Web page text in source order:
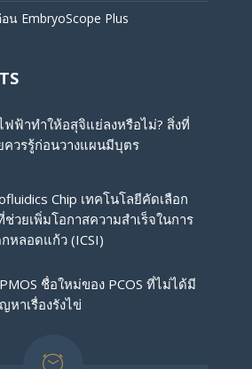
น EmbryoScope Plus
ฟฟ้าทำให้อสุจิแย่ลงหรือไม่? สิ่งที่
ควรรู้ก่อนวางแผนมีบุตร
Chip เทคโนโลยีคัดเลือก
ช่วยเพิ่มโอกาสความสำเร็จในการ
หลอดแก้ว (ICSI)
ชื่อใหม่ของ PCOS ที่ไม่ได้มี
หาเรื่องรังไข่